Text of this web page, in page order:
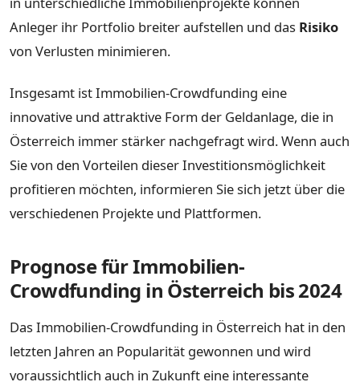
Anleger ihr Portfolio breiter aufstellen und das Risiko
von Verlusten minimieren.
Insgesamt ist Immobilien-Crowdfunding eine
innovative und attraktive Form der Geldanlage, die in
Österreich immer stärker nachgefragt wird. Wenn auch
Sie von den Vorteilen dieser Investitionsmöglichkeit
profitieren möchten, informieren Sie sich jetzt über die
verschiedenen Projekte und Plattformen.
Prognose für Immobilien-
Crowdfunding in Österreich bis 2024
Das Immobilien-Crowdfunding in Österreich hat in den
letzten Jahren an Popularität gewonnen und wird
voraussichtlich auch in Zukunft eine interessante